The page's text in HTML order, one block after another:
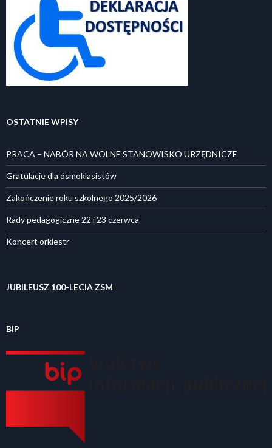
OSTATNIE WPISY
PRACA – NABÓR NA WOLNE STANOWISKO URZĘDNICZE
Gratulacje dla ósmoklasistów
Zakończenie roku szkolnego 2025/2026
Rady pedagogiczne 22 i 23 czerwca
Koncert orkiestr
JUBILEUSZ 100-LECIA ZSM
BIP